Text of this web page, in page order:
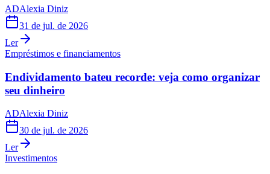
ADAlexia Diniz
31 de jul. de 2026
Ler
Empréstimos e financiamentos
Endividamento bateu recorde: veja como organizar
seu dinheiro
ADAlexia Diniz
30 de jul. de 2026
Ler
Investimentos